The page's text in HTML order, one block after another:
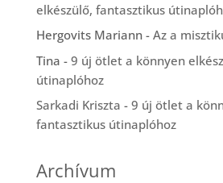
elkészülő, fantasztikus
Hergovits Mariann- Az a
Tina - 9 új ötlet a könnyen
útinaplóhoz
Sarkadi Kriszta - 9 új ötlet a
fantasztikus útinaplóhoz
Archívum